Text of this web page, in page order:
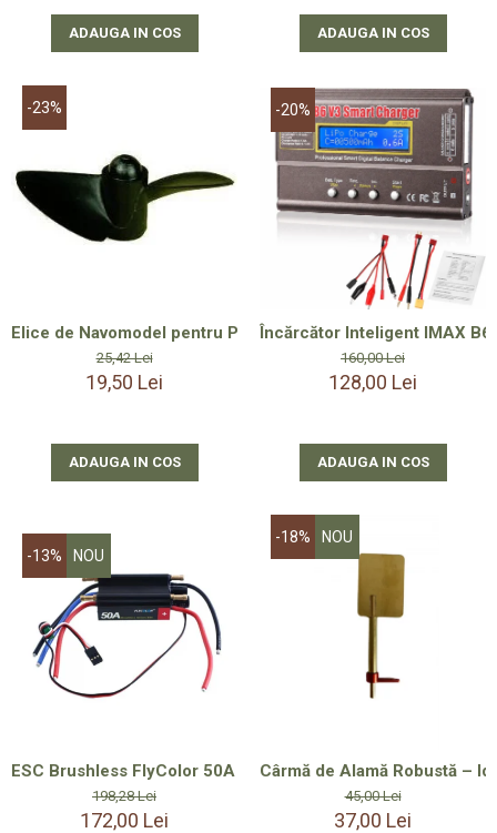
ADAUGA IN COS ADAUGA IN COS
-23%
Elice de Navomodel pentru Plantat, 50 mm, Dreapta cu Filet
25,42 Lei
19,50 Lei
ADAUGA IN COS
-20%
Încărcător Inteligent IMAX
160,00 Lei
128,00 Lei
ADAUGA IN COS
-13% NOU
ESC Brushless FlyColor 50A 2-6S LiPo + Litiu Ion, UBEC
198,28 Lei
172,00 Lei
-18% NOU
Cârmă de Alamă Robustă –
45,00 Lei
37,00 Lei